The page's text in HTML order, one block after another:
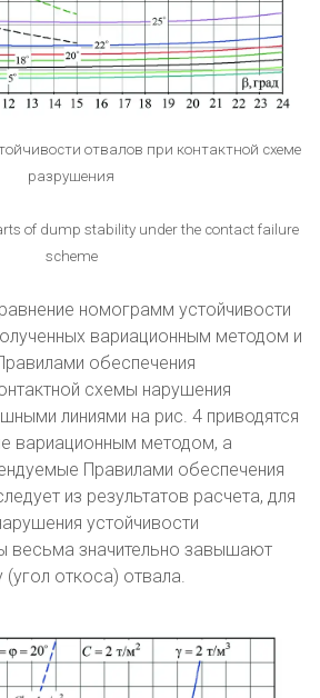
отвалов при контактной схеме
разрушения
of dump stability under the contact failure
scheme
номограмм устойчивости
вариационным методом и
обеспечения
схемы нарушения
линиями на рис. 4 приводятся
вариационным методом, а
Правилами обеспечения
из результатов расчета, для
устойчивости
весьма значительно завышают
откоса) отвала.